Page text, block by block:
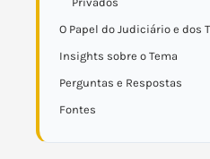
O Papel do Judiciário e dos
Insights sobre o Tema
Perguntas e Respostas
Fontes